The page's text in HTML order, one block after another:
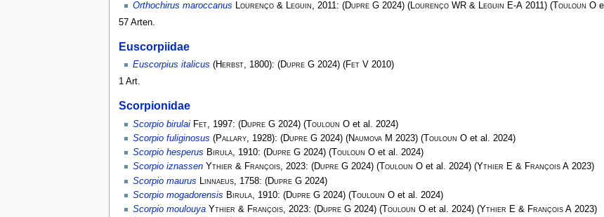
Orthochirus maroccanus Lourenço & Leguin, 2011: (Dupre G2024) (Lourenço WR & Leguin E-A2011) (Touloun O
57 Arten.
Euscorpiidae
Euscorpius italicus (Herbst, 1800): (Dupre G2024) (Fet V 2010)
1 Art.
Scorpionidae
Scorpio birulai Fet, 1997: (Dupre G2024) (Touloun Oet al. 2024)
Scorpio fuliginosus (Pallary, 1928): (Dupre G2024) (Naumova M 2023) (Touloun Oet al. 2024)
Scorpio hesperus Birula, 1910: (Dupre G2024) (Touloun Oet al. 2024)
Scorpio iznassen Ythier & François, 2023: (Dupre G2024) (Touloun Oet al. 2024) (Ythier E & François A2023)
Scorpio maurus
Linnaeus, 1758: (Dupre G2024)
Scorpio mogadorensis Birula, 1910: (Dupre G2024) (Touloun Oet al. 2024)
Scorpio moulouya Ythier & François, 2023: (Dupre G2024) (Touloun Oet al. 2024) (Ythier E & François A2023)